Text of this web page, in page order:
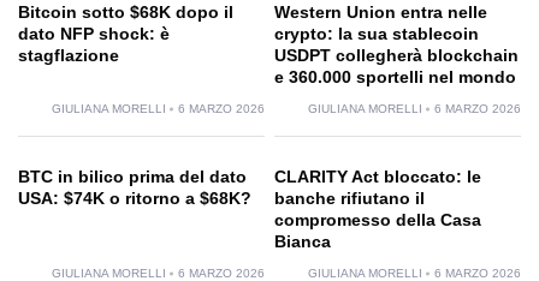
Bitcoin sotto $68K dopo il
dato NFP shock: è
stagflazione
GIULIANA MORELLI 6 MARZO 2026
Western Union entra nelle
crypto: la sua stablecoin
USDPT collegherà blockchain
e 360.000 sportelli nel mondo
GIULIANA MORELLI 6 MARZO 2026
BTC in bilico prima del dato
USA: $74K o ritorno a $68K?
GIULIANA MORELLI 6 MARZO 2026
CLARITY Act bloccato: le
banche rifiutano il
compromesso della Casa
Bianca
GIULIANA MORELLI 6 MARZO 2026